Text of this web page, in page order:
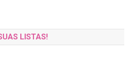
LISTAS!